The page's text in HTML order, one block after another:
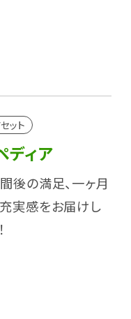
ット
ィア
後の満足、一ヶ月
実感をお届けし